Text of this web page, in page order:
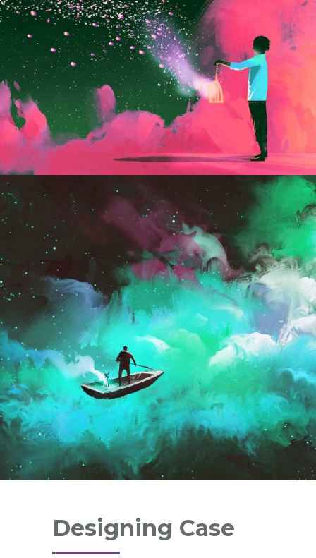
Designing Case